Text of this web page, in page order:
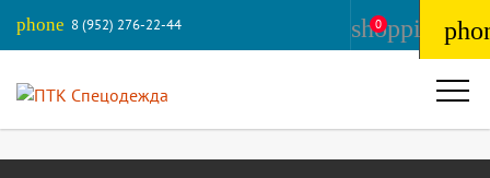
phone 8 (952) 276-22-44 0